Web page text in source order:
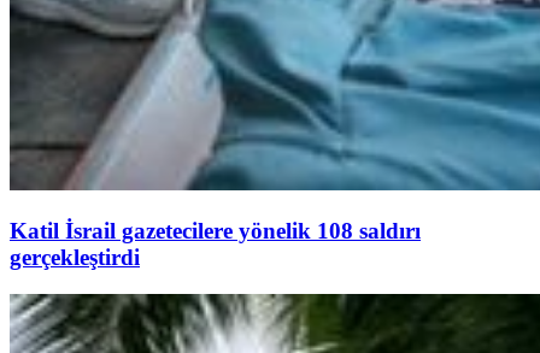
Katil İsrail gazetecilere yönelik 108 saldırı
gerçekleştirdi